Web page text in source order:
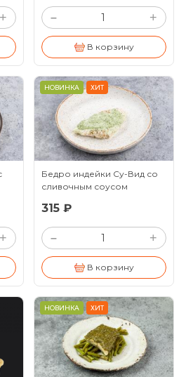
+ – +
В корзину
+
НОВИНКА ХИТ
Бедро индейки Су-Вид со
сливочным соусом
315 ₽
– +
В корзину
НОВИНКА ХИТ